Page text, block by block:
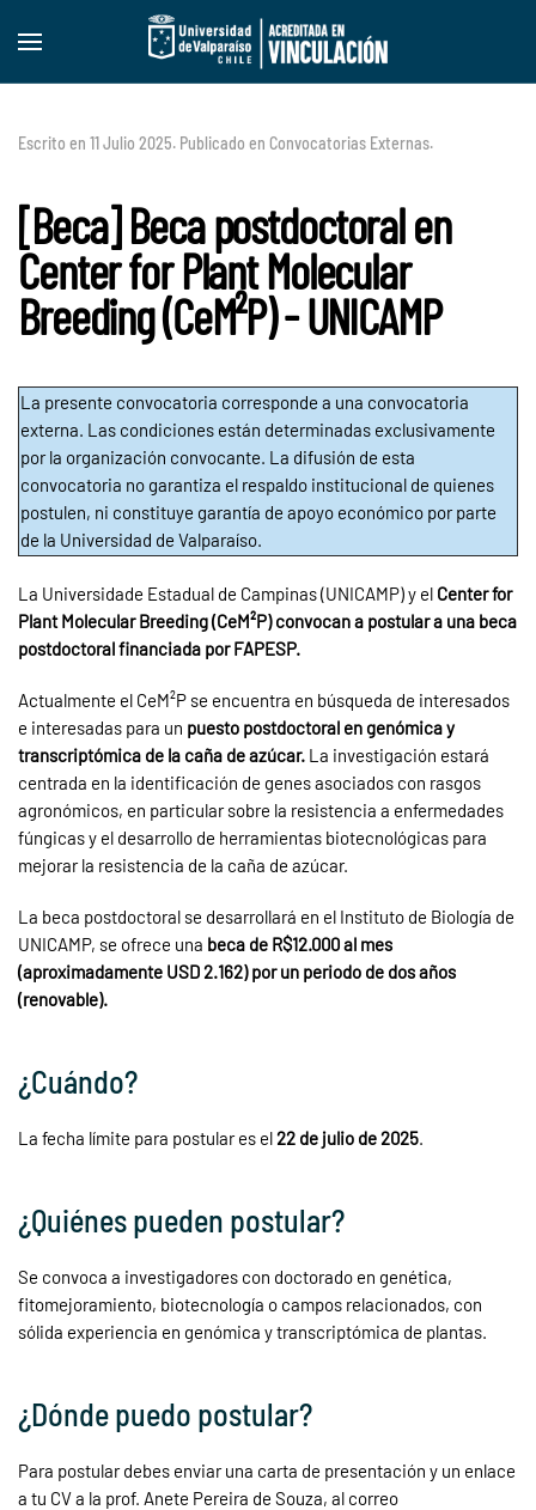
Skip to main content
Escrito en 11 Julio 2025. Publicado en Convocatorias Externas.
[Beca] Beca postdoctoral en
Center for Plant Molecular
Breeding (CeM²P) - UNICAMP
La presente convocatoria corresponde a una convocatoria
externa. Las condiciones están determinadas exclusivamente
por la organización convocante. La difusión de esta
convocatoria no garantiza el respaldo institucional de quienes
postulen, ni constituye garantía de apoyo económico por parte
de la Universidad de Valparaíso.
La Universidade Estadual de Campinas (UNICAMP) y el Center for
Plant Molecular Breeding (CeM²P) convocan a postular a una beca
postdoctoral financiada por FAPESP.
Actualmente el CeM²P se encuentra en búsqueda de interesados
e interesadas para un puesto postdoctoral en genómica y
transcriptómica de la caña de azúcar. La investigación estará
centrada en la identificación de genes asociados con rasgos
agronómicos, en particular sobre la resistencia a enfermedades
fúngicas y el desarrollo de herramientas biotecnológicas para
mejorar la resistencia de la caña de azúcar.
La beca postdoctoral se desarrollará en el Instituto de Biología de
UNICAMP, se ofrece una beca de R$12.000 al mes
(aproximadamente USD 2.162) por un periodo de dos años
(renovable).
¿Cuándo?
La fecha límite para postular es el22 de julio de 2025.
¿Quiénes pueden postular?
Se convoca a investigadores con doctorado en genética,
fitomejoramiento, biotecnología o campos relacionados, con
sólida experiencia en genómica y transcriptómica de plantas.
¿Dónde puedo postular?
Para postular debes enviar una carta de presentación y un enlace
a tu CV a la prof. Anete Pereira de Souza, al correo